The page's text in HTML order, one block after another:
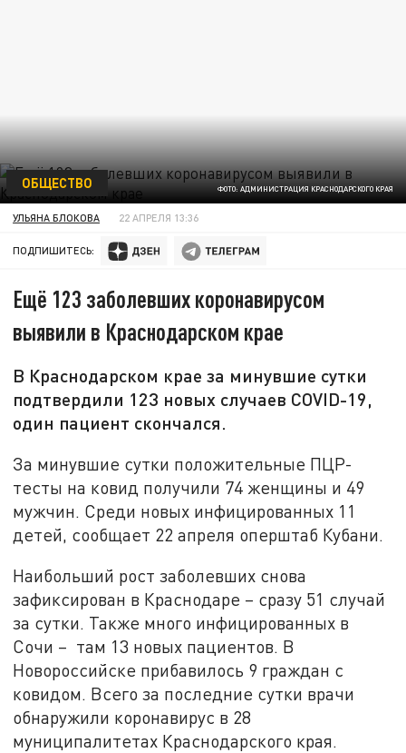
ФОТО: АДМИНИСТРАЦИЯ КРАСНОДАРСКОГО КРАЯ
ОБЩЕСТВО
УЛЬЯНА БЛОКОВА 22 АПРЕЛЯ 13:36
ПОДПИШИТЕСЬ:
Ещё 123 заболевших коронавирусом
выявили в Краснодарском крае
В Краснодарском крае за минувшие сутки
подтвердили 123 новых случаев COVID-19,
один пациент скончался.
За минувшие сутки положительные ПЦР-
тесты на ковид получили 74 женщины и 49
мужчин. Среди новых инфицированных 11
детей, сообщает 22 апреля оперштаб Кубани.
Наибольший рост заболевших снова
зафиксирован в Краснодаре – сразу 51 случай
за сутки. Также много инфицированных в
Сочи – там 13 новых пациентов. В
Новороссийске прибавилось 9 граждан с
ковидом. Всего за последние сутки врачи
обнаружили коронавирус в 28
муниципалитетах Краснодарского края.